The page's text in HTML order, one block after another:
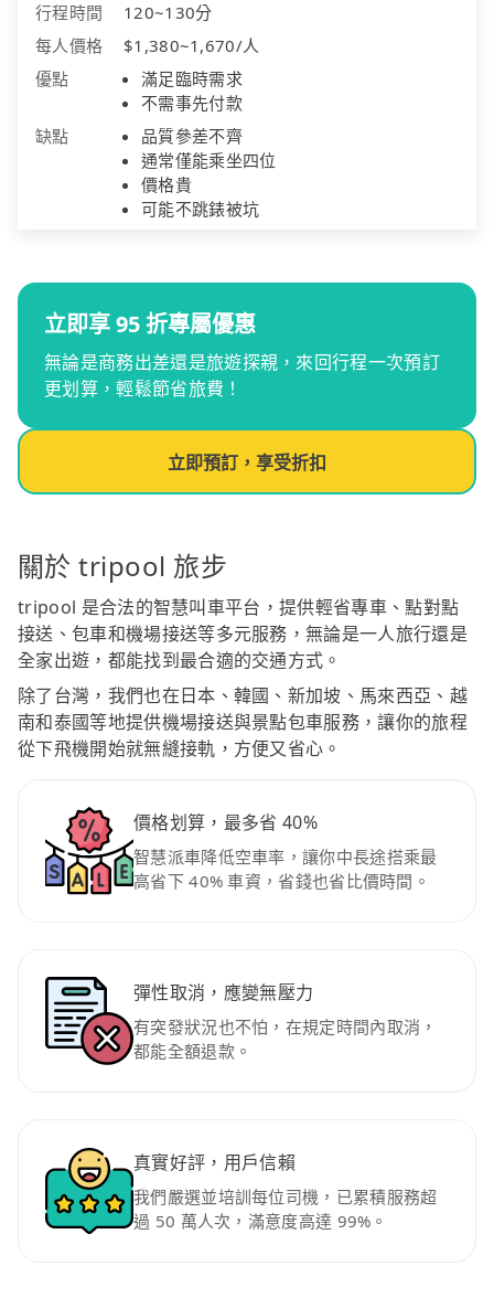
行程時間
120~130分
每人價格
$1,380~1,670/人
優點
滿足臨時需求
不需事先付款
缺點
品質參差不齊
通常僅能乘坐四位
價格貴
可能不跳錶被坑
立即享 95 折專屬優惠
無論是商務出差還是旅遊探親，來回行程一次預訂
更划算，輕鬆節省旅費！
立即預訂，享受折扣
關於 tripool 旅步
tripool 是合法的智慧叫車平台，提供輕省專車、點對點
接送、包車和機場接送等多元服務，無論是一人旅行還是
全家出遊，都能找到最合適的交通方式。
除了台灣，我們也在日本、韓國、新加坡、馬來西亞、越
南和泰國等地提供機場接送與景點包車服務，讓你的旅程
從下飛機開始就無縫接軌，方便又省心。
價格划算，最多省 40%
智慧派車降低空車率，讓你中長途搭乘最
高省下 40% 車資，省錢也省比價時間。
彈性取消，應變無壓力
有突發狀況也不怕，在規定時間內取消，
都能全額退款。
真實好評，用戶信賴
我們嚴選並培訓每位司機，已累積服務超
過 50 萬人次，滿意度高達 99%。